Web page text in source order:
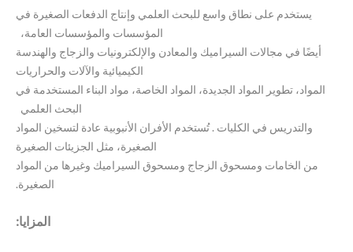
يستخدم على نطاق واسع للبحث العلمي وإنتاج الدفعات الصغيرة في
المؤسسات والمؤسسات العامة،
أيضًا في مجالات السيراميك والمعادن والإلكترونيات والزجاج والهندسة
الكيميائية والآلات والحراريات
المواد، تطوير المواد الجديدة، المواد الخاصة، مواد البناء المستخدمة في
البحث العلمي
والتدريس في الكليات . تُستخدم الأفران الأنبوبية عادة لتسخين المواد
الصغيرة، مثل الجزيئات الصغيرة
من الخامات ومسحوق الزجاج ومسحوق السيراميك وغيرها من المواد
الصغيرة.
المزايا: